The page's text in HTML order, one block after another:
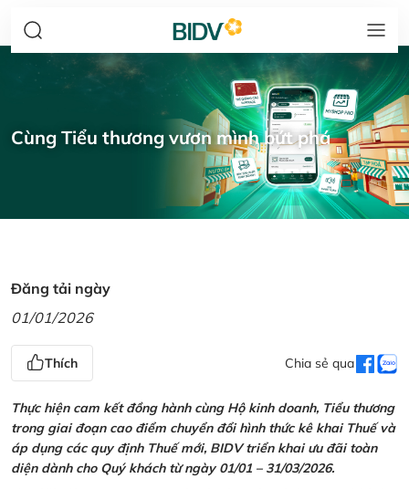
Cùng Tiểu thương vươn mình bứt phá
Đăng tải ngày
01/01/2026
Thích Chia sẻ qua
Thực hiện cam kết đồng hành cùng Hộ kinh doanh, Tiểu thương
trong giai đoạn cao điểm chuyển đổi hình thức kê khai Thuế và
áp dụng các quy định Thuế mới, BIDV triển khai ưu đãi toàn
diện dành cho Quý khách từ ngày 01/01 – 31/03/2026.